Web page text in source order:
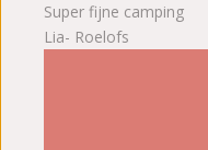
Super fijne camping
Lia- Roelofs